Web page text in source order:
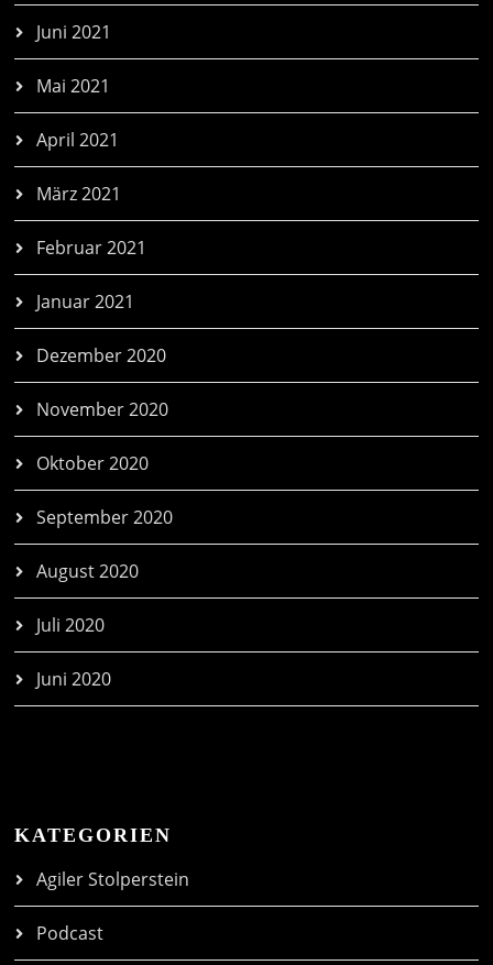
Juni 2021
Mai 2021
April 2021
März 2021
Februar 2021
Januar 2021
Dezember 2020
November 2020
Oktober 2020
September 2020
August 2020
Juli 2020
Juni 2020
KATEGORIEN
Agiler Stolperstein
Podcast